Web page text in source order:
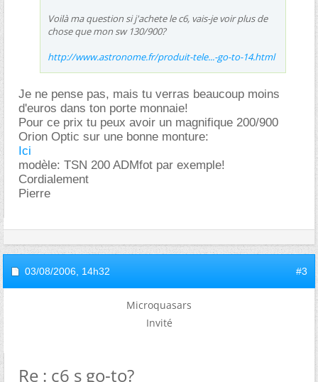
Voilà ma question si j'achete le c6, vais-je voir plus de
chose que mon sw 130/900?
http://www.astronome.fr/produit-tele...-go-to-14.html
Je ne pense pas, mais tu verras beaucoup moins
d'euros dans ton porte monnaie!
Pour ce prix tu peux avoir un magnifique 200/900
Orion Optic sur une bonne monture:
Ici
modèle: TSN 200 ADMfot par exemple!
Cordialement
Pierre
03/08/2006, 14h32 #3
Microquasars
Invité
Re : c6 s go-to?